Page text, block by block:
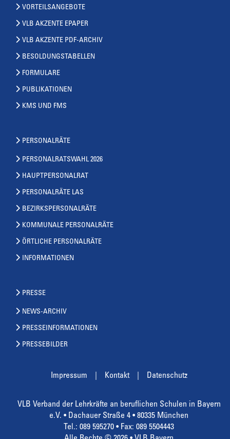
VORTEILSANGEBOTE
VLB AKZENTE EPAPER
VLB AKZENTE PDF-ARCHIV
BESOLDUNGSTABELLEN
FORMULARE
PUBLIKATIONEN
KMS UND FMS
PERSONALRÄTE
PERSONALRATSWAHL 2026
HAUPTPERSONALRAT
PERSONALRÄTE LAS
BEZIRKSPERSONALRÄTE
KOMMUNALE PERSONALRÄTE
ÖRTLICHE PERSONALRÄTE
INFORMATIONEN
PRESSE
NEWS-ARCHIV
PRESSEINFORMATIONEN
PRESSEBILDER
Impressum Kontakt Datenschutz
VLB Verband der Lehrkräfte an beruflichen Schulen in Bayern
e.V. • Dachauer Straße 4 • 80335 München
Tel.: 089 595270 • Fax: 089 5504443